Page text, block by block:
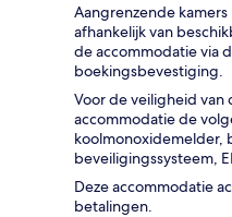
Aangrenzende
afhankelijk van
de accommodatie via
boekingsbevestiging.
Voor de veiligheid
accommodatie de
koolmonoxidemelder,
beveiligingssysteem,
Deze accommodatie
betalingen.